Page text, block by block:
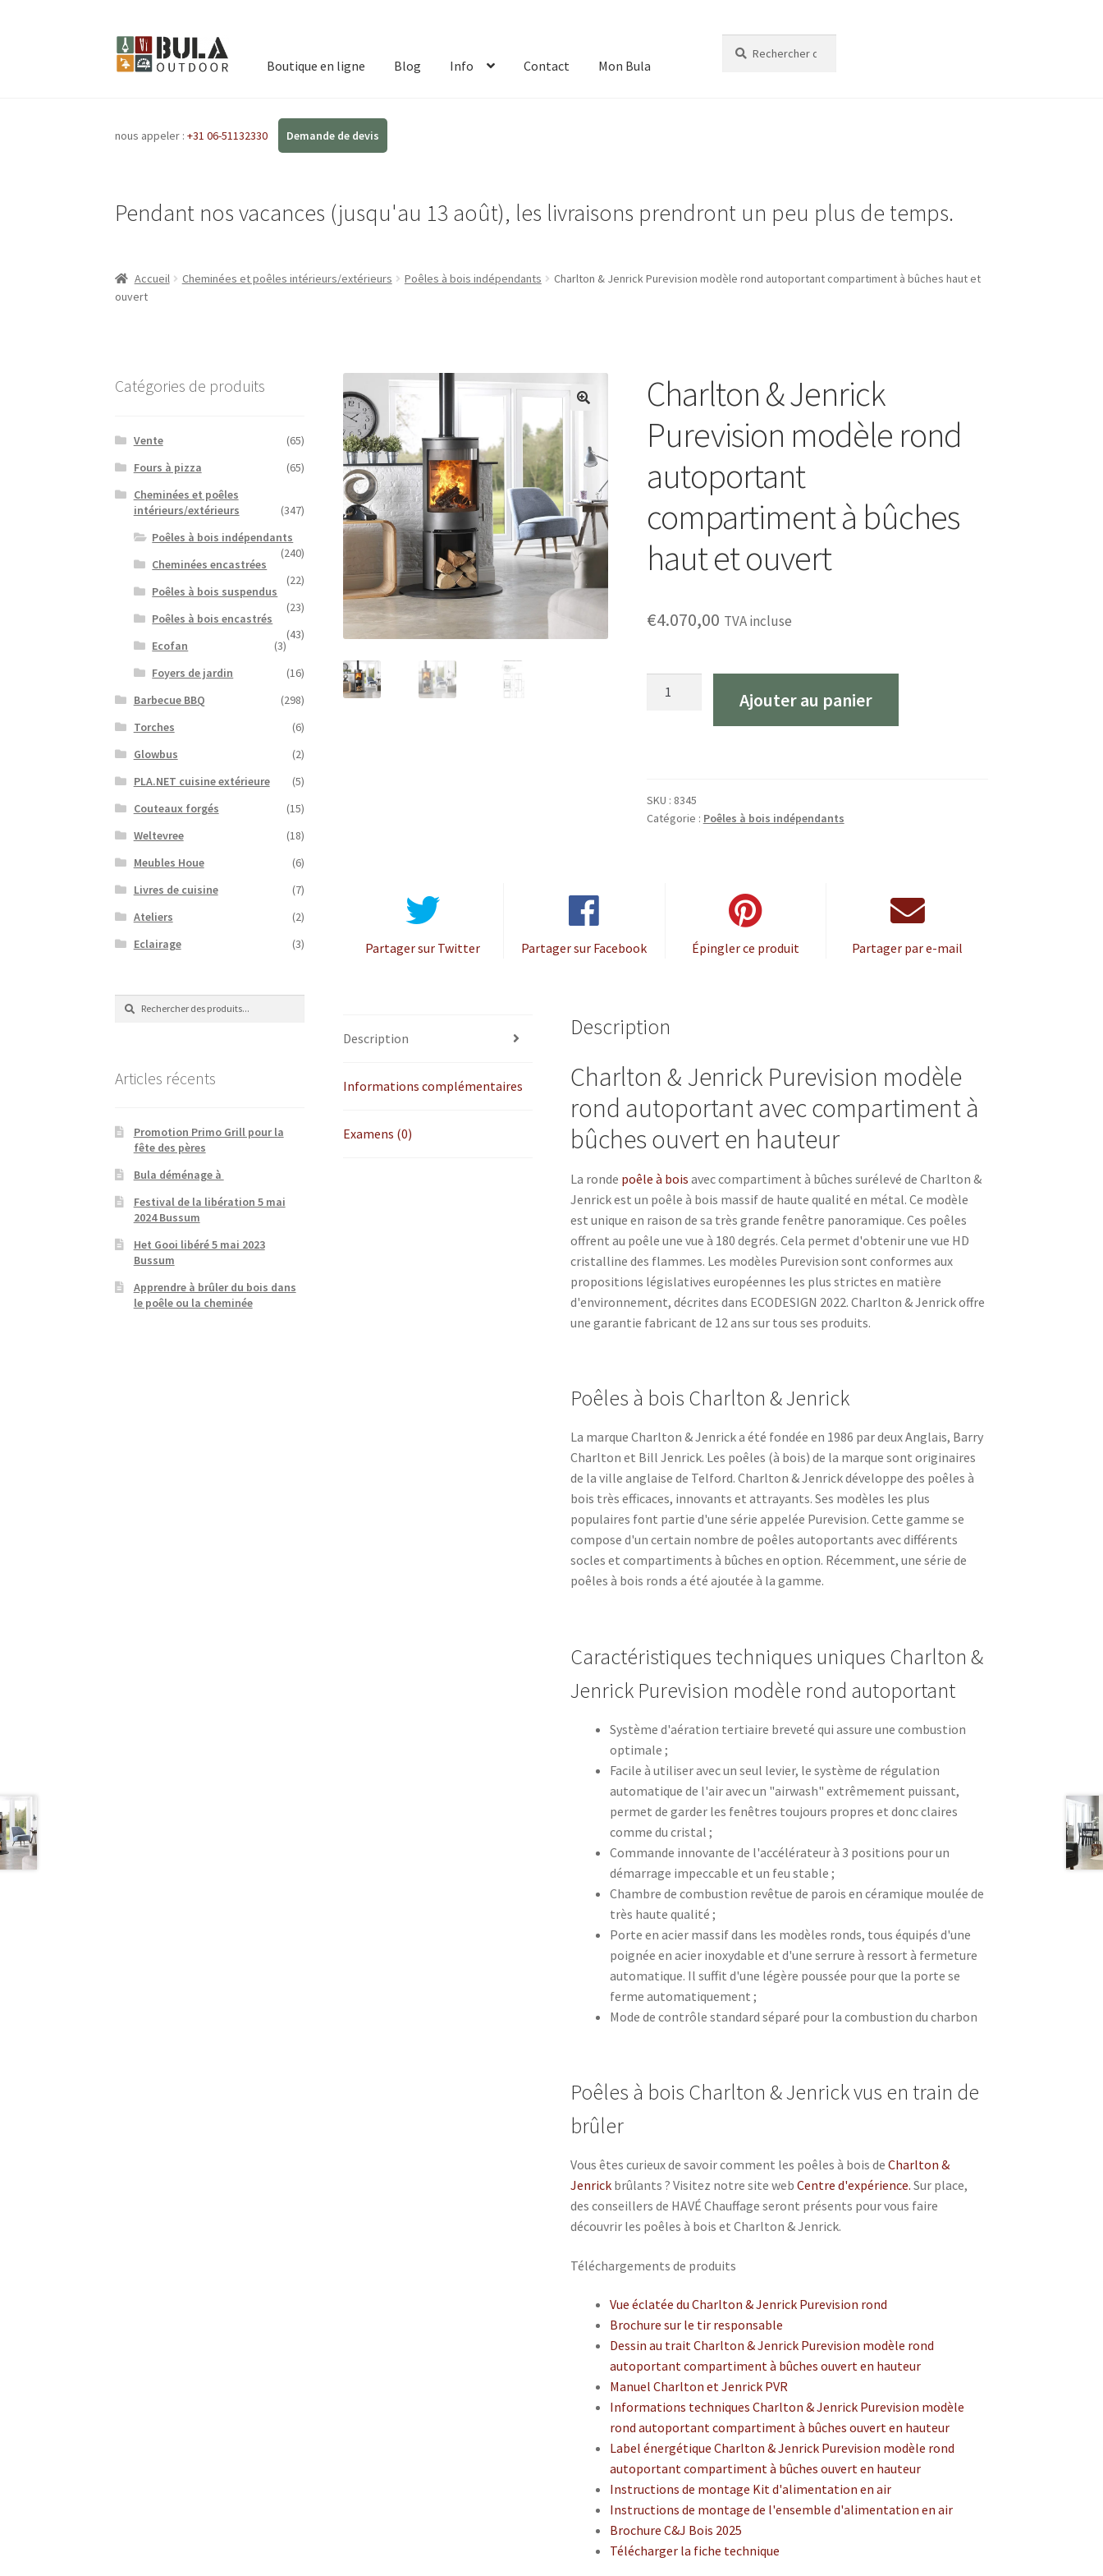
Boutique en ligne Blog Info Contact Mon Bula
nous appeler :+31 06-51132330
Pendant nos vacances (jusqu'au 13 août), les livraisons prendront un peu plus de temps.
Accueil Cheminées et poêles intérieurs/extérieurs Poêles à bois indépendants
Charlton & Jenrick Purevision modèle rond autoportant compartiment à bûches haut et
ouvert
Charlton & Jenrick
Purevision modèle rond
autoportant
compartiment à bûches
haut et ouvert
€4.070,00 TVA incluse
rond
model
Ajouter au panier
SKU : 8345
Catégorie : Poêles à bois indépendants
Partager sur Twitter Partager sur Facebook Épingler ce produit Partager par e-mail
Description
Informations complémentaires
Examens (0)
Description
Charlton & Jenrick Purevision modèle
rond autoportant avec compartiment à
bûches ouvert en hauteur
La ronde poêle à bois avec compartiment à bûches surélevé de Charlton &
Jenrick est un poêle à bois massif de haute qualité en métal. Ce modèle
est unique en raison de sa très grande fenêtre panoramique. Ces poêles
offrent au poêle une vue à 180 degrés. Cela permet d'obtenir une vue HD
cristalline des flammes. Les modèles Purevision sont conformes aux
propositions législatives européennes les plus strictes en matière
d'environnement, décrites dans ECODESIGN 2022. Charlton & Jenrick offre
une garantie fabricant de 12 ans sur tous ses produits.
Poêles à bois Charlton & Jenrick
La marque Charlton & Jenrick a été fondée en 1986 par deux Anglais, Barry
Charlton et Bill Jenrick. Les poêles (à bois) de la marque sont originaires
de la ville anglaise de Telford. Charlton & Jenrick développe des poêles à
bois très efficaces, innovants et attrayants. Ses modèles les plus
populaires font partie d'une série appelée Purevision. Cette gamme se
compose d'un certain nombre de poêles autoportants avec différents
socles et compartiments à bûches en option. Récemment, une série de
poêles à bois ronds a été ajoutée à la gamme.
Caractéristiques techniques uniques Charlton &
Jenrick Purevision modèle rond autoportant
Système d'aération tertiaire breveté qui assure une combustion
optimale ;
Facile à utiliser avec un seul levier, le système de régulation
automatique de l'air avec un "airwash" extrêmement puissant,
permet de garder les fenêtres toujours propres et donc claires
comme du cristal ;
Commande innovante de l'accélérateur à 3 positions pour un
démarrage impeccable et un feu stable ;
Chambre de combustion revêtue de parois en céramique moulée de
très haute qualité ;
Porte en acier massif dans les modèles ronds, tous équipés d'une
poignée en acier inoxydable et d'une serrure à ressort à fermeture
automatique. Il suffit d'une légère poussée pour que la porte se
ferme automatiquement ;
Mode de contrôle standard séparé pour la combustion du charbon
Poêles à bois Charlton & Jenrick vus en train de
brûler
Vous êtes curieux de savoir comment les poêles à bois deCharlton &
Jenrick brûlants ? Visitez notre site webCentre d'expérience. Sur place,
des conseillers de HAVÉ Chauffage seront présents pour vous faire
découvrir les poêles à bois et Charlton & Jenrick.
Téléchargements de produits
Vue éclatée du Charlton & Jenrick Purevision rond
Brochure sur le tir responsable
Dessin au trait Charlton & Jenrick Purevision modèle rond
autoportant compartiment à bûches ouvert en hauteur
Manuel Charlton et Jenrick PVR
Informations techniques Charlton & Jenrick Purevision modèle
rond autoportant compartiment à bûches ouvert en hauteur
Label énergétique Charlton & Jenrick Purevision modèle rond
autoportant compartiment à bûches ouvert en hauteur
Instructions de montage Kit d'alimentation en air
Instructions de montage de l'ensemble d'alimentation en air
Brochure C&J Bois 2025
Télécharger la fiche technique
Catégories de produits
Vente
(65)
Fours à pizza
(65)
Cheminées et poêles
intérieurs/extérieurs
(347)
Poêles à bois indépendants
(240)
Cheminées encastrées
(22)
Poêles à bois suspendus
(23)
Poêles à bois encastrés
(43)
Ecofan
(3)
Foyers de jardin
(16)
Barbecue BBQ
(298)
Torches
(6)
Glowbus
(2)
PLA.NET cuisine extérieure
(5)
Couteaux forgés
(15)
Weltevree
(18)
Meubles Houe
(6)
Livres de cuisine
(7)
Ateliers
(2)
Eclairage
(3)
Recherche
Recherche
Articles récents
Promotion Primo Grill pour la
fête des pères
Bula déménage à
Festival de la libération 5 mai
2024 Bussum
Het Gooi libéré 5 mai 2023
Bussum
Apprendre à brûler du bois dans
le poêle ou la cheminée